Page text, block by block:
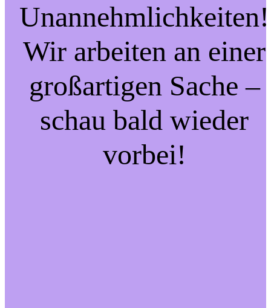
Unannehmlichkeiten!
Wir arbeiten an einer
großartigen Sache –
schau bald wieder
vorbei!